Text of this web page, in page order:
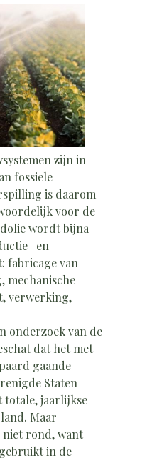
zijn in
fossiele
is daarom
voor de
wordt bijna
en
fabricage van
mechanische
verwerking,
onderzoek van de
dat het met
gaande
Staten
totale, jaarlijkse
Maar
niet rond, want
in de